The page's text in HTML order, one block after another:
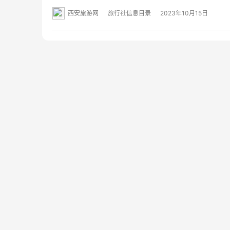
西安旅游网 旅行社信息目录 2023年10月15日